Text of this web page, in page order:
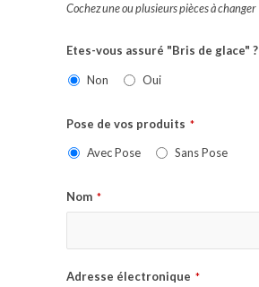
Cochez une ou plusieurs pièces à changer
Etes-vous assuré "Bris de glace" ?
Non Oui
Pose de vos produits *
Avec Pose Sans Pose
Nom *
Adresse électronique *